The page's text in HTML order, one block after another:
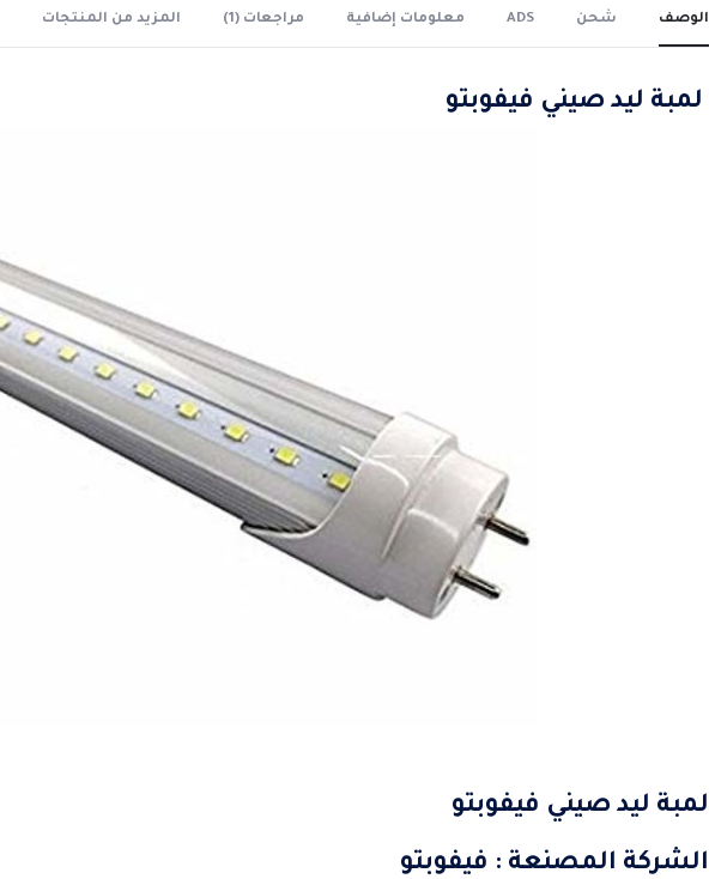
الوصف شحن ADS معلومات إضافية مراجعات (1) المزيد من المنتجات
لمبة ليد صيني فيفوبتو
لمبة ليد صيني فيفوبتو
الشركة المصنعة : فيفوبتو